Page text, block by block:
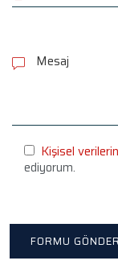
l
e
h
s
Kişisel
ediyorum.